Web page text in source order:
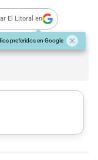
El Litoral en
preferidos en Google